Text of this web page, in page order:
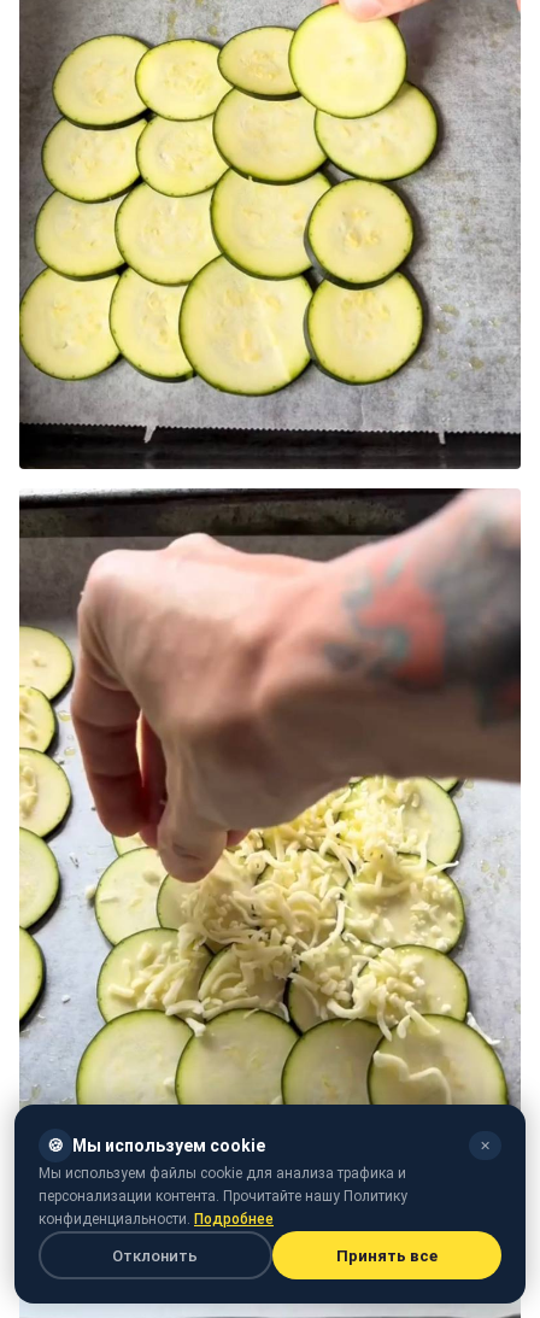
🍪 Мы используем cookie ✕
Мы используем файлы cookie для анализа трафика и
персонализации контента. Прочитайте нашу Политику
конфиденциальности. Подробнее
Отклонить Принять все